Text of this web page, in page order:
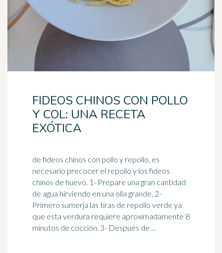
FIDEOS CHINOS CON POLLO
Y COL: UNA RECETA
EXÓTICA
de fideos chinos con pollo y repollo, es
necesario precocer el repollo y los fideos
chinos de huevo. 1- Prepare una gran cantidad
de agua hirviendo en una olla grande. 2-
Primero sumerja las tiras de repollo verde ya
que esta verdura requiere aproximadamente 8
minutos de cocción. 3- Después de ...